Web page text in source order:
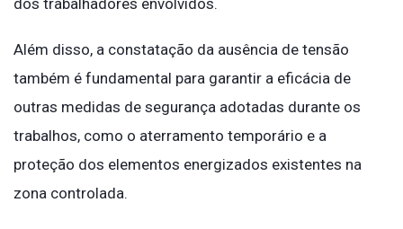
dos trabalhadores envolvidos.
Além disso, a constatação da ausência de tensão
também é fundamental para garantir a eficácia de
outras medidas de segurança adotadas durante os
trabalhos, como o aterramento temporário e a
proteção dos elementos energizados existentes na
zona controlada.